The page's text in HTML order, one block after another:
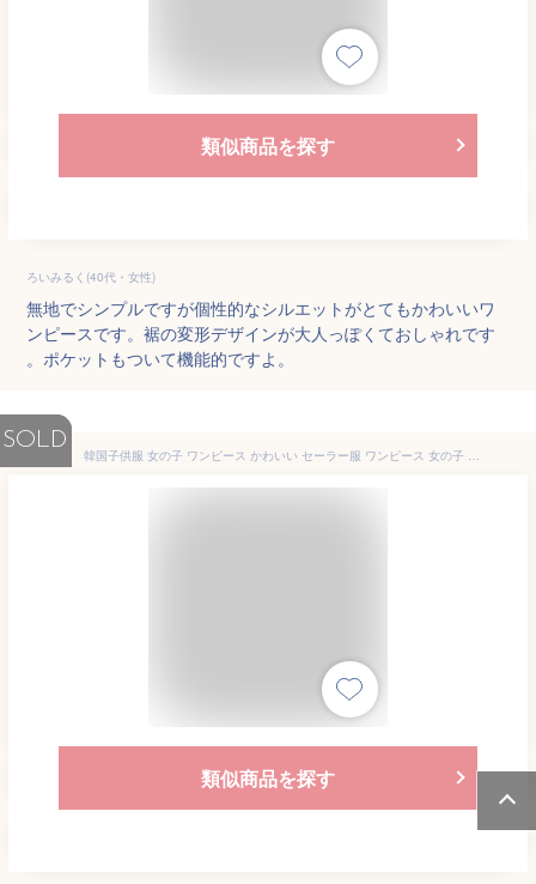
類似商品を探す
ろいみるく(40代・女性)
無地でシンプルですが個性的なシルエットがとてもかわいいワ
ンピースです。裾の変形デザインが大人っぽくておしゃれです
。ポケットもついて機能的ですよ。
SOLD
韓国子供服 女の子 ワンピース かわいい セーラー服 ワンピース 女の子 夏ワンピース リネンワンピース 半袖 ネイビー ベージュ 夏服 セーラーワンピース半袖 子供服 フォーマル ワンピース 入学式 入園式
類似商品を探す